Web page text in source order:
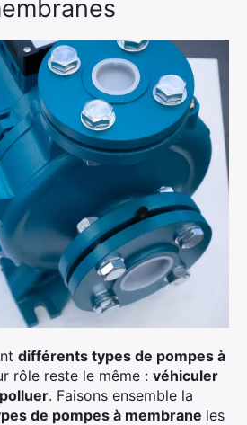
différents types de pompes à
rôle reste le même : véhiculer
. Faisons ensemble la
de pompes à membrane les